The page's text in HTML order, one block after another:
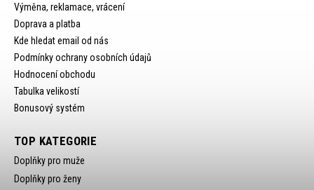
Výměna, reklamace, vrácení
Doprava a platba
Kde hledat email od nás
Podmínky ochrany osobních údajů
Hodnocení obchodu
Tabulka velikostí
Bonusový systém
TOP KATEGORIE
Doplňky pro muže
Doplňky pro ženy